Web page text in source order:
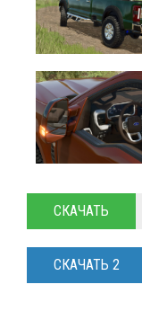
СКАЧАТЬ
СКАЧАТЬ 2